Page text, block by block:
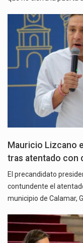
Mauricio Lizcano
tras atentado con
El precandidato
contundente el
municipio de Calamar,